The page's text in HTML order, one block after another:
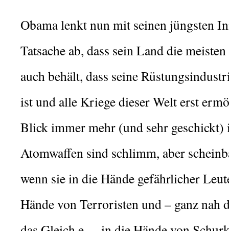
Obama lenkt nun mit seinen jüngsten
Tatsache ab, dass sein Land die
auch behält, dass seine
ist und alle Kriege dieser Welt erst
Blick immer mehr (und sehr
Atomwaffen sind schlimm, aber
wenn sie in die Hände gefährlicher
Hände von Terroristen und – ganz nah